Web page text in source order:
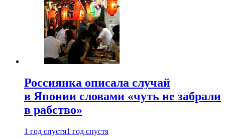
Россиянка описала случай
в Японии словами «чуть не забрали
в рабство»
1 год спустя1 год спустя